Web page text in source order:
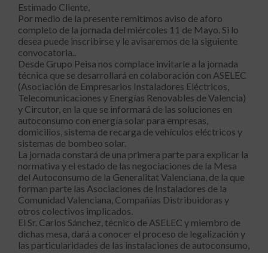
Estimado Cliente,
Por medio de la presente remitimos aviso de aforo
completo de la jornada del miércoles 11 de Mayo. Si lo
desea puede inscribirse y le avisaremos de la siguiente
convocatoria..
Desde Grupo Peisa nos complace invitarle a la jornada
técnica que se desarrollará en colaboración con ASELEC
(Asociación de Empresarios Instaladores Eléctricos,
Telecomunicaciones y Energías Renovables de Valencia)
y Circutor, en la que se informará de las soluciones en
autoconsumo con energía solar para empresas,
domicilios, sistema de recarga de vehículos eléctricos y
sistemas de bombeo solar.
La jornada constará de una primera parte para explicar la
normativa y el estado de las negociaciones de la Mesa
del Autoconsumo de la Generalitat Valenciana, de la que
forman parte las Asociaciones de Instaladores de la
Comunidad Valenciana, Compañías Distribuidoras y
otros colectivos implicados.
El Sr. Carlos Sánchez, técnico de ASELEC y miembro de
dichas mesa, dará a conocer el proceso de legalización y
las particularidades de las instalaciones de autoconsumo,